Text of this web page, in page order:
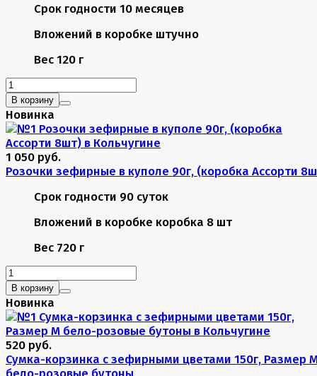
Срок годности 10 месяцев
Вложений в коробке штучно
Вес 120 г
В корзину
Новинка
1 050 руб.
Розочки зефирные в куполе 90г, (коробка Ассорти
Срок годности 90 суток
Вложений в коробке коробка 8 шт
Вес 720 г
В корзину
Новинка
520 руб.
Сумка-корзинка с зефирными цветами 150г, Размер
бело-розовые бутоны